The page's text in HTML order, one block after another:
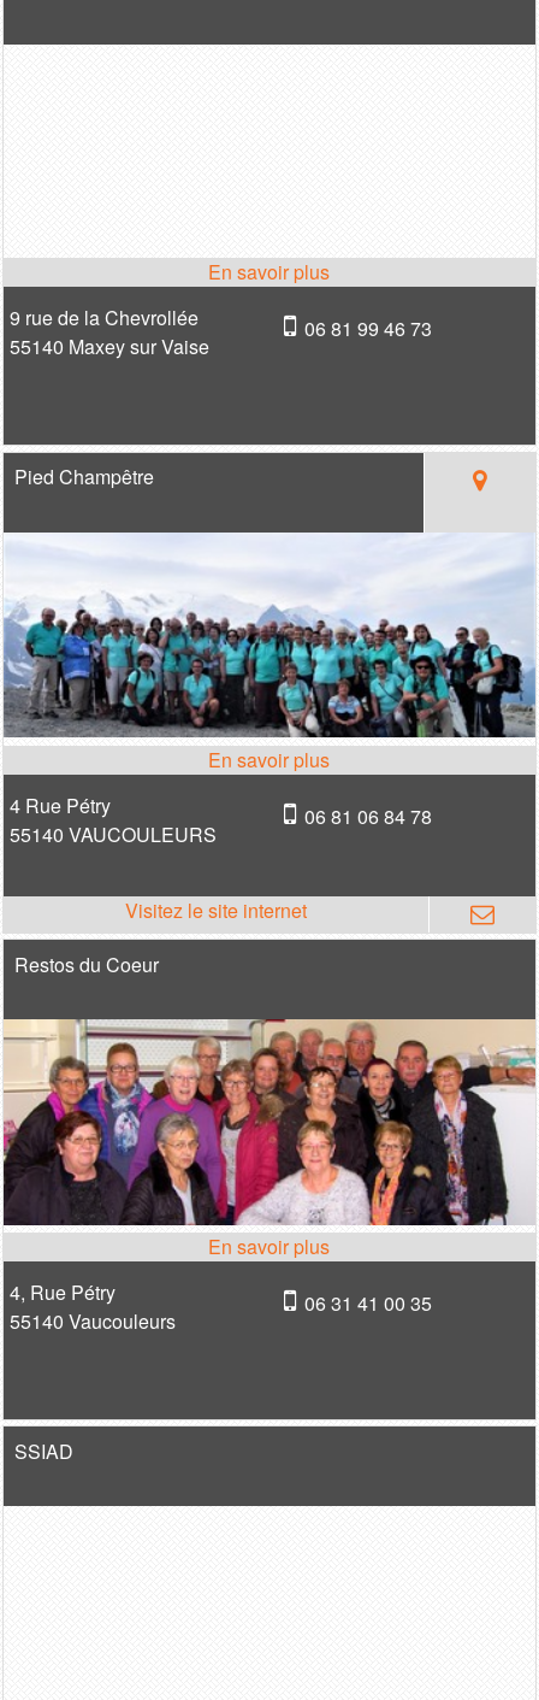
9 rue de la Chevrollée
55140 Maxey sur Vaise
06 81 99 46 73
Pied Champêtre
4 Rue Pétry
55140 VAUCOULEURS
06 81 06 84 78
Restos du Coeur
4, Rue Pétry
55140 Vaucouleurs
06 31 41 00 35
SSIAD